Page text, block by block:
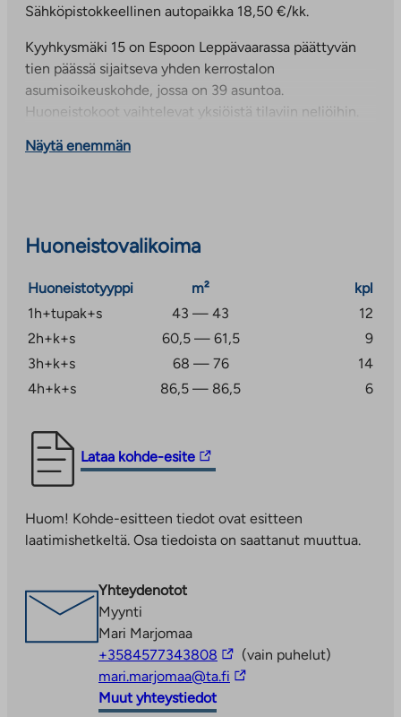
Sähköpistokkeellinen autopaikka 18,50 €/kk.
Kyyhkysmäki 15 on Espoon Leppävaarassa päättyvän
tien päässä sijaitseva yhden kerrostalon
asumisoikeuskohde, jossa on 39 asuntoa.
Huoneistokoot vaihtelevat yksiöistä tilaviin neliöihin.
rauhallisella alueella aivan palveluiden läheisyydessä.
juna-asemalle noin 1,5 kilometriä. Kyyhkysmäessä on
urheilukenttä, lenkkipolut ja hiihtoladut ovat kaikki vain
lyhyen kävelymatkan päässä.
Näytä enemmän
Huoneistovalikoima
Huoneistotyyppi m²
kpl
1h+tupak+s
43 — 43
12
2h+k+s
60,5 — 61,5
9
3h+k+s
68 — 76
14
4h+k+s
86,5 — 86,5 6
Lataa kohde-esite
Linkki
vie
palveluun.
Linkki
uuteen
välilehteen
Huom! Kohde-esitteen tiedot ovat esitteen
laatimishetkeltä. Osa tiedoista on saattanut muuttua.
Yhteydenotot
Myynti
Mari Marjomaa
+3584577343808 Linkki
vie
(vain puhelut)
mari.marjomaa@ta.fi Linkki
Muut yhteystiedot